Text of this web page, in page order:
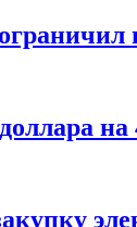
на